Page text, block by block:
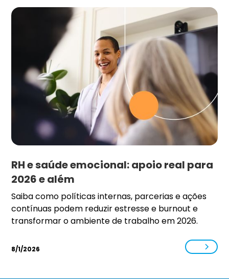
RH e saúde emocional: apoio real para
2026 e além
Saiba como políticas internas, parcerias e ações
contínuas podem reduzir estresse e burnout e
transformar o ambiente de trabalho em 2026.
8/1/2026